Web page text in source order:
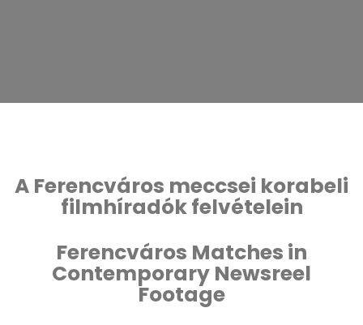
A Ferencváros meccsei korabeli
filmhíradók felvételein
Ferencváros Matches in
Contemporary Newsreel
Footage